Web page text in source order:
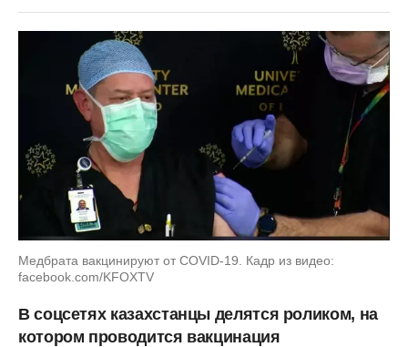
Медбрата вакцинируют от COVID-19. Кадр из видео:
facebook.com/KFOXTV
В соцсетях казахстанцы делятся роликом, на
котором проводится вакцинация